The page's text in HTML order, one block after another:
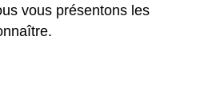
vous présentons les